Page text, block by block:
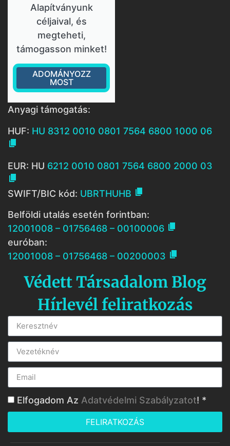
Alapítványunk
céljaival, és
megteheti,
támogasson minket!
ADOMÁNYOZZ
MOST
Anyagi támogatás:
HUF: HU 8312 0010 0801 7564 6800 1000 06

EUR: HU 6212 0010 0801 7564 6800 2000 03

SWIFT/BIC kód: UBRTHUHB 
Belföldi utalás esetén forintban:
12001008 – 01756468 – 00100006 
euróban:
12001008 – 01756468 – 00200003 
Védett Társadalom Blog
Hírlevél feliratkozás
Elfogadom Az Adatvédelmi Szabályzatot! *
FELIRATKOZÁS